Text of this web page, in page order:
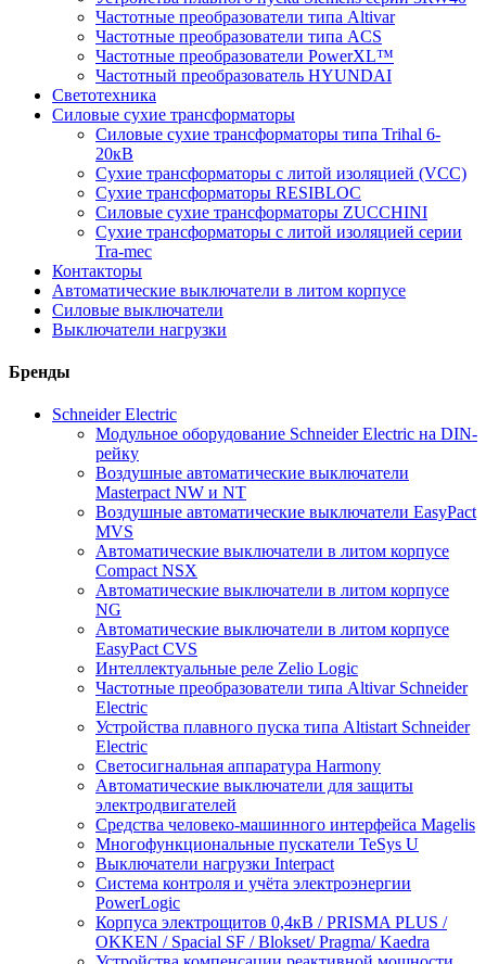
Частотные преобразователи типа Altivar
Частотные преобразователи типа ACS
Частотные преобразователи PowerXL™
Частотный преобразователь HYUNDAI
Светотехника
Силовые сухие трансформаторы
Силовые сухие трансформаторы типа Trihal 6-
20кВ
Сухие трансформаторы с литой изоляцией (VCC)
Сухие трансформаторы RESIBLOC
Силовые сухие трансформаторы ZUCCHINI
Сухие трансформаторы с литой изоляцией серии
Tra-mec
Контакторы
Автоматические выключатели в литом корпусе
Силовые выключатели
Выключатели нагрузки
Бренды
Schneider Electric
Модульное оборудование Schneider Electric на DIN-
рейку
Воздушные автоматические выключатели
Masterpact NW и NT
Воздушные автоматические выключатели EasyPact
MVS
Автоматические выключатели в литом корпусе
Compact NSX
Автоматические выключатели в литом корпусе
NG
Автоматические выключатели в литом корпусе
EasyPact CVS
Интеллектуальные реле Zelio Logic
Частотные преобразователи типа Altivar Schneider
Electric
Устройства плавного пуска типа Altistart Schneider
Electric
Светосигнальная аппаратура Harmony
Автоматические выключатели для защиты
электродвигателей
Средства человеко-машинного интерфейса Magelis
Многофункциональные пускатели TeSys U
Выключатели нагрузки Interpact
Система контроля и учёта электроэнергии
PowerLogic
Корпуса электрощитов 0,4кВ / PRISMA PLUS /
OKKEN / Spacial SF / Blokset/ Pragma/ Kaedra